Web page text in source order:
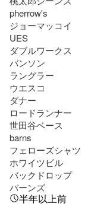
pherrow's
ジョーマッコイ
UES
ダブルワークス
バンソン
ラングラー
ウエスコ
ダナー
ロードランナー
世田谷ベース
barns
フェローズシャツ
ホワイツビル
バックドロップ
バーンズ
半年以上前